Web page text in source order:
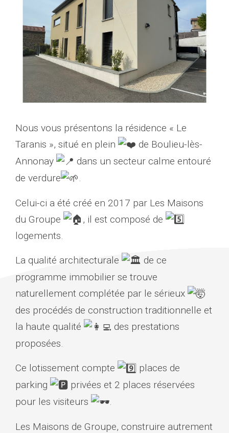
Nous vous présentons la résidence « Le
Taranis », situé en plein
de Boulieu-lès-
Annonay
dans un secteur calme entouré
de verdure
.
Celui-ci a été créé en 2017 par Les Maisons
du Groupe
, il est composé de
logements.
La qualité architecturale
de ce
programme immobilier se trouve
naturellement complétée par le sérieux
des procédés de construction traditionnelle et
la haute qualité
des prestations
proposées.
Ce lotissement compte
places de
parking
privées et 2 places réservées
pour les visiteurs
.
Les Maisons de Groupe, construire autrement